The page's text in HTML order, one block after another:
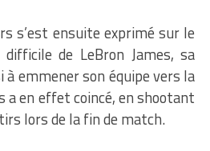
s’est ensuite exprimé sur le
de LeBron James, sa
à emmener son équipe vers la
a en effet coincé, en shootant
lors de la fin de match.